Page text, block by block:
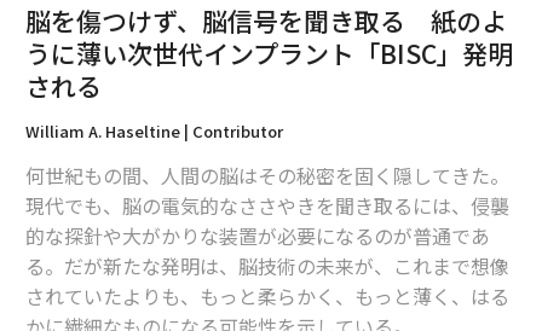
脳を傷つけず、脳信号を聞き取る 紙のよ
うに薄い次世代インプラント「BISC」発明
される
William A. Haseltine | Contributor
何世紀もの間、人間の脳はその秘密を固く隠してきた。
現代でも、脳の電気的なささやきを聞き取るには、侵襲
的な探針や大がかりな装置が必要になるのが普通であ
る。だが新たな発明は、脳技術の未来が、これまで想像
されていたよりも、もっと柔らかく、もっと薄く、はる